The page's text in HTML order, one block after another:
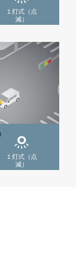
１灯式（点
滅）
１灯式（点
滅）